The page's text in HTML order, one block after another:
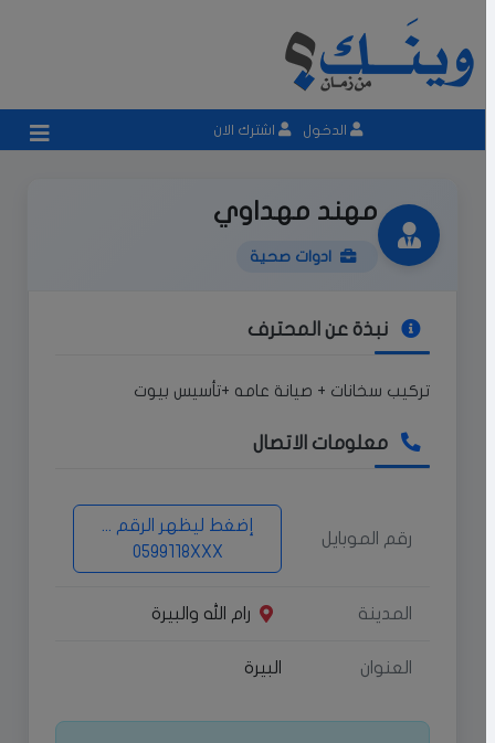
الدخول اشترك الان
مهند مهداوي
ادوات صحية
نبذة عن المحترف
تركيب سخانات + صيانة عامه +تأسيس بيوت
معلومات الاتصال
رقم الموبايل
إضغط ليظهر الرقم ...
0599118XXX
المدينة رام الله والبيرة
العنوان البيرة